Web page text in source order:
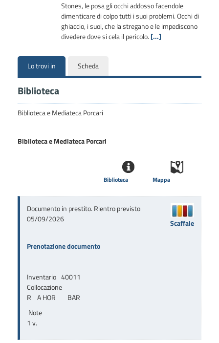
Stones, le posa gli occhi addosso facendole
dimenticare di colpo tutti i suoi problemi. Occhi di
ghiaccio, i suoi, che la stregano e le impediscono
divedere dove si cela il pericolo. [...]
Lo trovi in Scheda
Biblioteca
Biblioteca e Mediateca Porcari
Biblioteca e Mediateca Porcari
Mappa
Biblioteca
Documento in prestito. Rientro previsto
05/09/2026
Prenotazione documento
Inventario 40011
Collocazione
R    A HOR        BAR
Note
1 v.
Scaffale